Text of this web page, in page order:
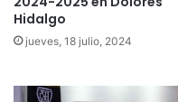
Hidalgo
jueves, 18 julio, 2024